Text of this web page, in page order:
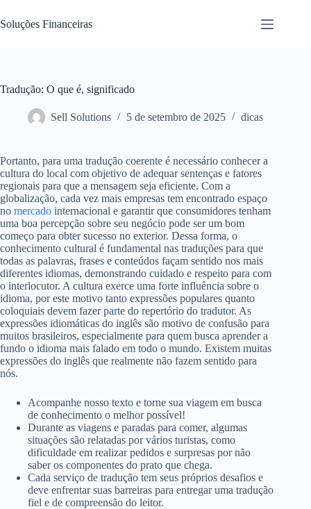
para
o
Soluções Financeiras
Tradução: O que é, significado
Sell Solutions 5 de setembro de 2025 dicas
Portanto, para uma tradução coerente é necessário conhecer a
cultura do local com objetivo de adequar sentenças e fatores
regionais para que a mensagem seja eficiente. Com a
globalização, cada vez mais empresas tem encontrado espaço
no mercado internacional e garantir que consumidores tenham
uma boa percepção sobre seu negócio pode ser um bom
começo para obter sucesso no exterior. Dessa forma, o
conhecimento cultural é fundamental nas traduções para que
todas as palavras, frases e conteúdos façam sentido nos mais
diferentes idiomas, demonstrando cuidado e respeito para com
o interlocutor. A cultura exerce uma forte influência sobre o
idioma, por este motivo tanto expressões populares quanto
coloquiais devem fazer parte do repertório do tradutor. As
expressões idiomáticas do inglês são motivo de confusão para
muitos brasileiros, especialmente para quem busca aprender a
fundo o idioma mais falado em todo o mundo. Existem muitas
expressões do inglês que realmente não fazem sentido para
nós.
Acompanhe nosso texto e torne sua viagem em busca
de conhecimento o melhor possível!
Durante as viagens e paradas para comer, algumas
situações são relatadas por vários turistas, como
dificuldade em realizar pedidos e surpresas por não
saber os componentes do prato que chega.
Cada serviço de tradução tem seus próprios desafios e
deve enfrentar suas barreiras para entregar uma tradução
fiel e de compreensão do leitor.